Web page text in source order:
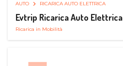
AUTO RICARICA AUTO ELETTRICA
Evtrip Ricarica Auto Elettrica
Ricarica in Mobilità